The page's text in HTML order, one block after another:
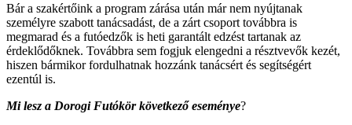
Bár a szakértőink a program zárása után már nem nyújtanak
személyre szabott tanácsadást, de a zárt csoport továbbra is
megmarad és a futóedzők is heti garantált edzést tartanak az
érdeklődőknek. Továbbra sem fogjuk elengedni a résztvevők kezét,
hiszen bármikor fordulhatnak hozzánk tanácsért és segítségért
ezentúl is.
Mi lesz a Dorogi Futókör következő eseménye?